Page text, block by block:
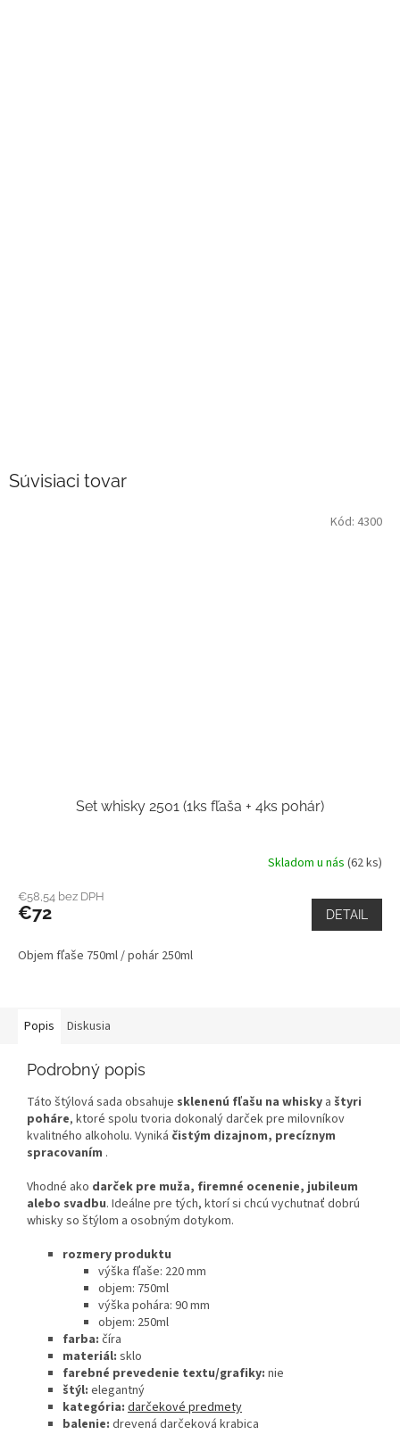
Súvisiaci tovar
Set whisky 2501 (1ks fľaša + 4ks pohár)
Skladom u nás (62 ks)
€58,54 bez DPH
€72 DETAIL
Objem fľaše 750ml / pohár 250ml
Kód: 4300
Popis Diskusia
Podrobný popis
Táto štýlová sada obsahuje sklenenú fľašu na whisky a štyri
poháre, ktoré spolu tvoria dokonalý darček pre milovníkov
kvalitného alkoholu. Vyniká čistým dizajnom, precíznym
spracovaním .
Vhodné ako darček pre muža, firemné ocenenie, jubileum
alebo svadbu. Ideálne pre tých, ktorí si chcú vychutnať dobrú
whisky so štýlom a osobným dotykom.
rozmery produktu
výška fľaše: 220 mm
objem: 750ml
výška pohára: 90 mm
objem: 250ml
farba: číra
materiál: sklo
farebné prevedenie textu/grafiky: nie
štýl: elegantný
kategória: darčekové predmety
balenie: drevená darčeková krabica